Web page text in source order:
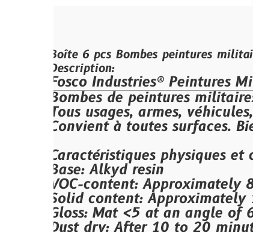
6 pcs Bombes peintures militaires:
Industries® Peintures Militaires
de peintures militaires
usages, armes, véhicules, etc.
à toutes surfaces.Bien
physiques et
Alkyd resin
content: Approximately 83% w/
content: Approximately 17% w/
Mat <5 at an angle of 60°
dry: After 10 to 20 minutes